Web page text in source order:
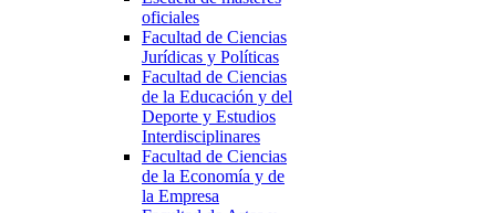
oficiales
Facultad de Ciencias
Jurídicas y Políticas
Facultad de Ciencias
de la Educación y del
Deporte y Estudios
Interdisciplinares
Facultad de Ciencias
de la Economía y de
la Empresa